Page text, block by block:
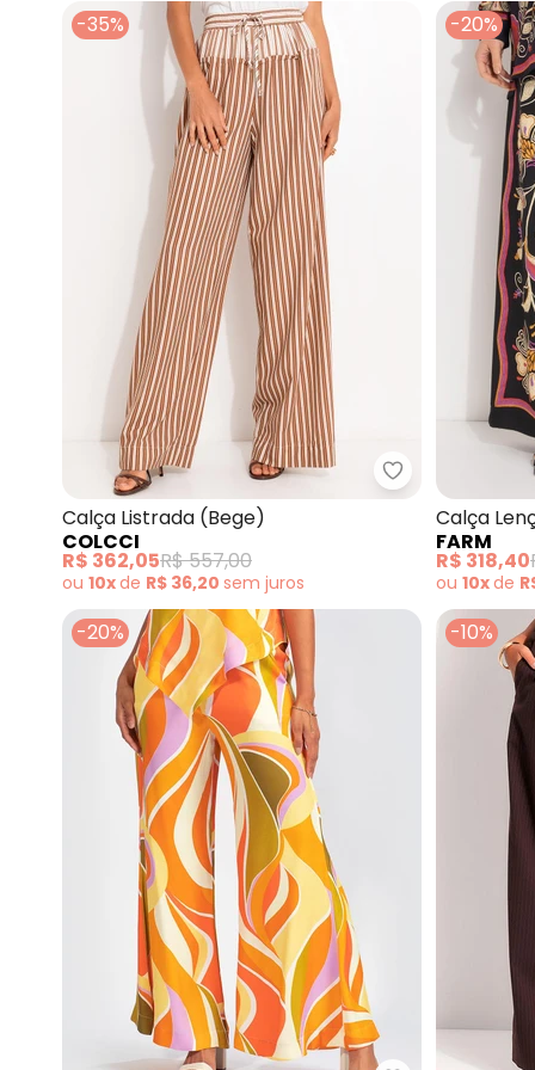
-35%
Colcci - Calça
Calça Listrada (Bege)
COLCCI
R$ 362,05R$ 557,00
ou 10xde R$ 36,20 sem juros
-20%
Calça
FARM
R$ 318,40
ou 10xde
-20% -10%